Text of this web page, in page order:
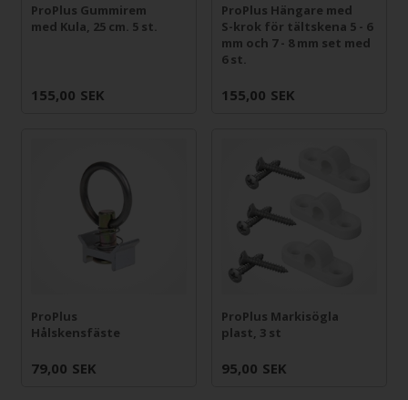
ProPlus Gummirem
med Kula, 25 cm. 5 st.
155,00 SEK
ProPlus Hängare med
S-krok för tältskena 5 - 6
mm och 7 - 8 mm set med
6 st.
155,00 SEK
ProPlus
Hålskensfäste
79,00 SEK
ProPlus Markisögla
plast, 3 st
95,00 SEK